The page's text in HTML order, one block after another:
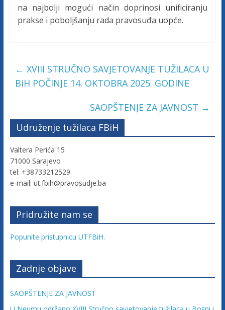
i
B
o
s
e
e
e
g
na najbolji mogući način doprinosi unificiranju
prakse i poboljšanju rada pravosuđa uopće.
← XVIII STRUČNO SAVJETOVANJE TUŽILACA U
BiH POČINJE 14. OKTOBRA 2025. GODINE
SAOPŠTENJE ZA JAVNOST →
Udruženje tužilaca FBiH
Valtera Perića 15
71000 Sarajevo
tel: +38733212529
e-mail: ut.fbih@pravosudje.ba
Pridružite nam se
Popunite pristupnicu UTFBiH.
Zadnje objave
SAOPŠTENJE ZA JAVNOST